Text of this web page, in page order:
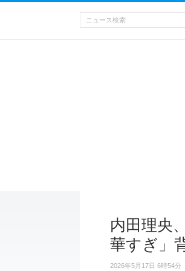
内田理央
華すぎ」
2026年5月17日 6時54分